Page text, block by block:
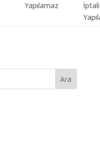
Yapılamaz
İptali
Ara